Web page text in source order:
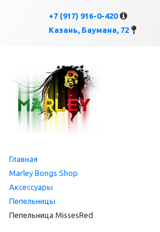
+7 (917) 916-0-420
Казань, Баумана, 72×
Главная
Marley Bongs Shop
Аксессуары
Пепельницы
Пепельница MissesRed